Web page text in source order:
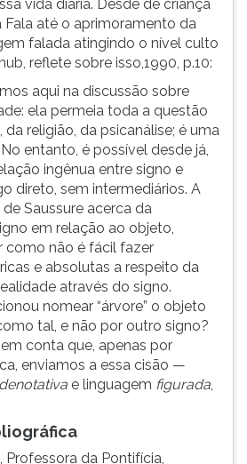
vida diária. Desde de criança
até o aprimoramento da
falada atingindo o nível culto
reflete sobre isso,1990, p.10:
aqui na discussão sobre
ela permeia toda a questão
da religião, da psicanálise; é uma
entanto, é possível desde já,
ingênua entre signo e
direto, sem intermediários. A
Saussure acerca da
em relação ao objeto,
como não é fácil fazer
e absolutas a respeito da
através do signo.
nomear “árvore” o objeto
tal, e não por outro signo?
conta que, apenas por
enviamos a essa cisão —
denotativa e linguagem figurada,
Professora da Pontifícia,